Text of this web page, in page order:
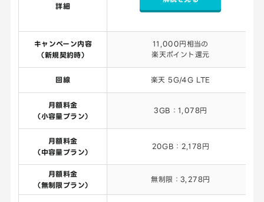
詳細
キャンペーン内容
（新規契約時）
11,000円相当の
楽天ポイント還元
回線 楽天 5G/4G LTE
月額料金
（小容量プラン）
3GB：1,078円
月額料金
（中容量プラン）
20GB：2,178円
月額料金
（無制限プラン）
無制限：3,278円